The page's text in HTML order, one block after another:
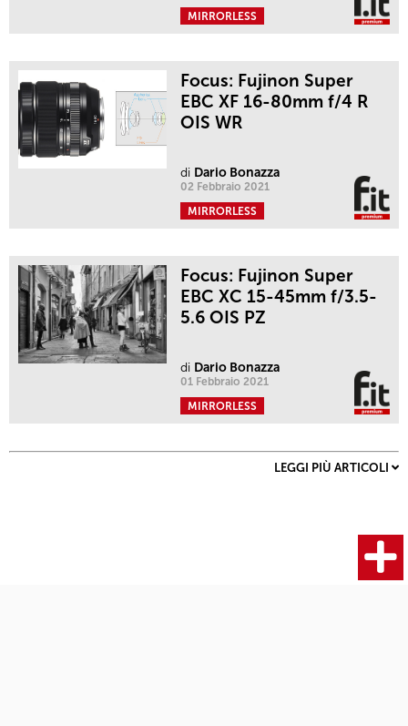
MIRRORLESS
Focus: Fujinon Super
EBC XF 16-80mm f/4 R
OIS WR
di Dario Bonazza
02 Febbraio 2021
MIRRORLESS
Focus: Fujinon Super
EBC XC 15-45mm f/3.5-
5.6 OIS PZ
di Dario Bonazza
01 Febbraio 2021
MIRRORLESS
LEGGI PIÙ ARTICOLI